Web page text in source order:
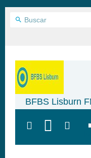
BFBS Lisburn